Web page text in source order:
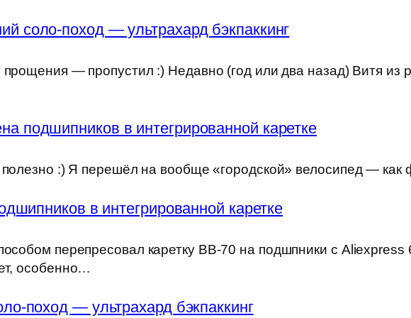
соло-поход — ультрахард бэкпаккинг
прощения — пропустил :) Недавно (год или два назад) Витя из
подшипников в интегрированной каретке
:) Я перешёл на вообще «городской» велосипед — как
в интегрированной каретке
перепресовал каретку BB-70 на подшпники с
особенно…
поход — ультрахард бэкпаккинг